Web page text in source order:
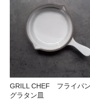
GRILL CHEF フライパ
グラタン皿